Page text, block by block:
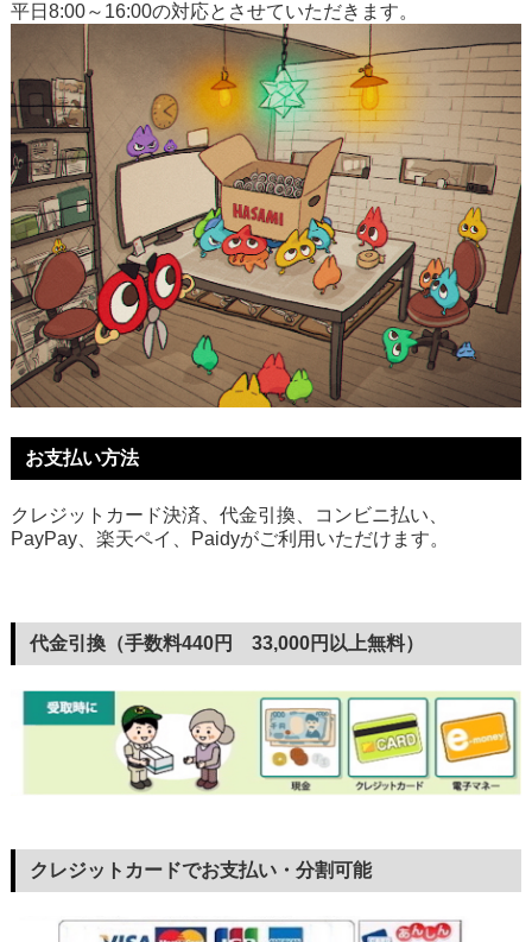
平日8:00～16:00の対応とさせていただきます。
お支払い方法
クレジットカード決済、代金引換、コンビニ払い、
PayPay、楽天ペイ、Paidyがご利用いただけます。
代金引換（手数料440円 33,000円以上無料）
クレジットカードでお支払い・分割可能